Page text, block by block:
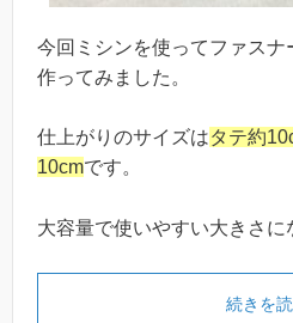
今回ミシンを使ってファス
作ってみました。
仕上がりのサイズはタテ約
10cmです。
大容量で使いやすい大きさに
続きを